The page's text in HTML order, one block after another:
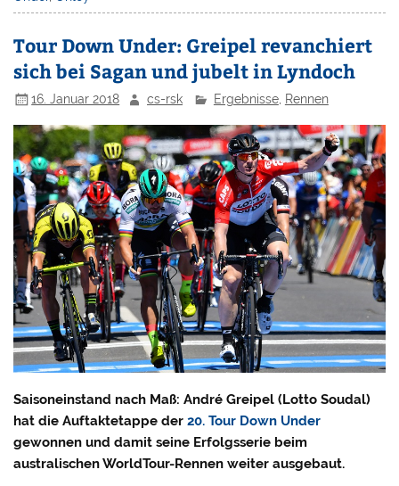
Tour Down Under: Greipel revanchiert
sich bei Sagan und jubelt in Lyndoch
16. Januar 2018 cs-rsk Ergebnisse, Rennen
Saisoneinstand nach Maß: André Greipel (Lotto Soudal)
hat die Auftaktetappe der20. Tour Down Under
gewonnen und damit seine Erfolgsserie beim
australischen WorldTour-Rennen weiter ausgebaut.